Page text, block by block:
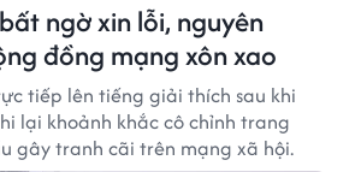
ngờ xin lỗi, nguyên
đồng mạng xôn xao
tiếp lên tiếng giải thích sau khi
lại khoảnh khắc cô chỉnh trang
gây tranh cãi trên mạng xã hội.